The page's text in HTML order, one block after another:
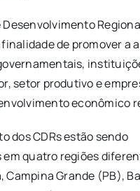
Desenvolvimento
de promover a
setor produtivo e
econômico
dos CDRs estão sendo
em quatro regiões
Campina Grande (PB),